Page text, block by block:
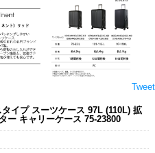
Tweet
イプ スーツケース 97L (110L) 拡
ー キャリーケース 75-23800